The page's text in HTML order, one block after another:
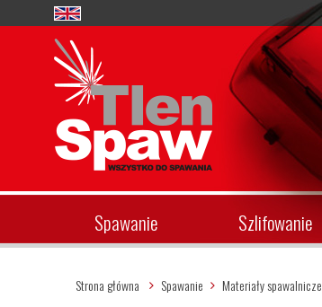
Spawanie Szlifowanie
Strona główna Spawanie Materiały spawalnicze